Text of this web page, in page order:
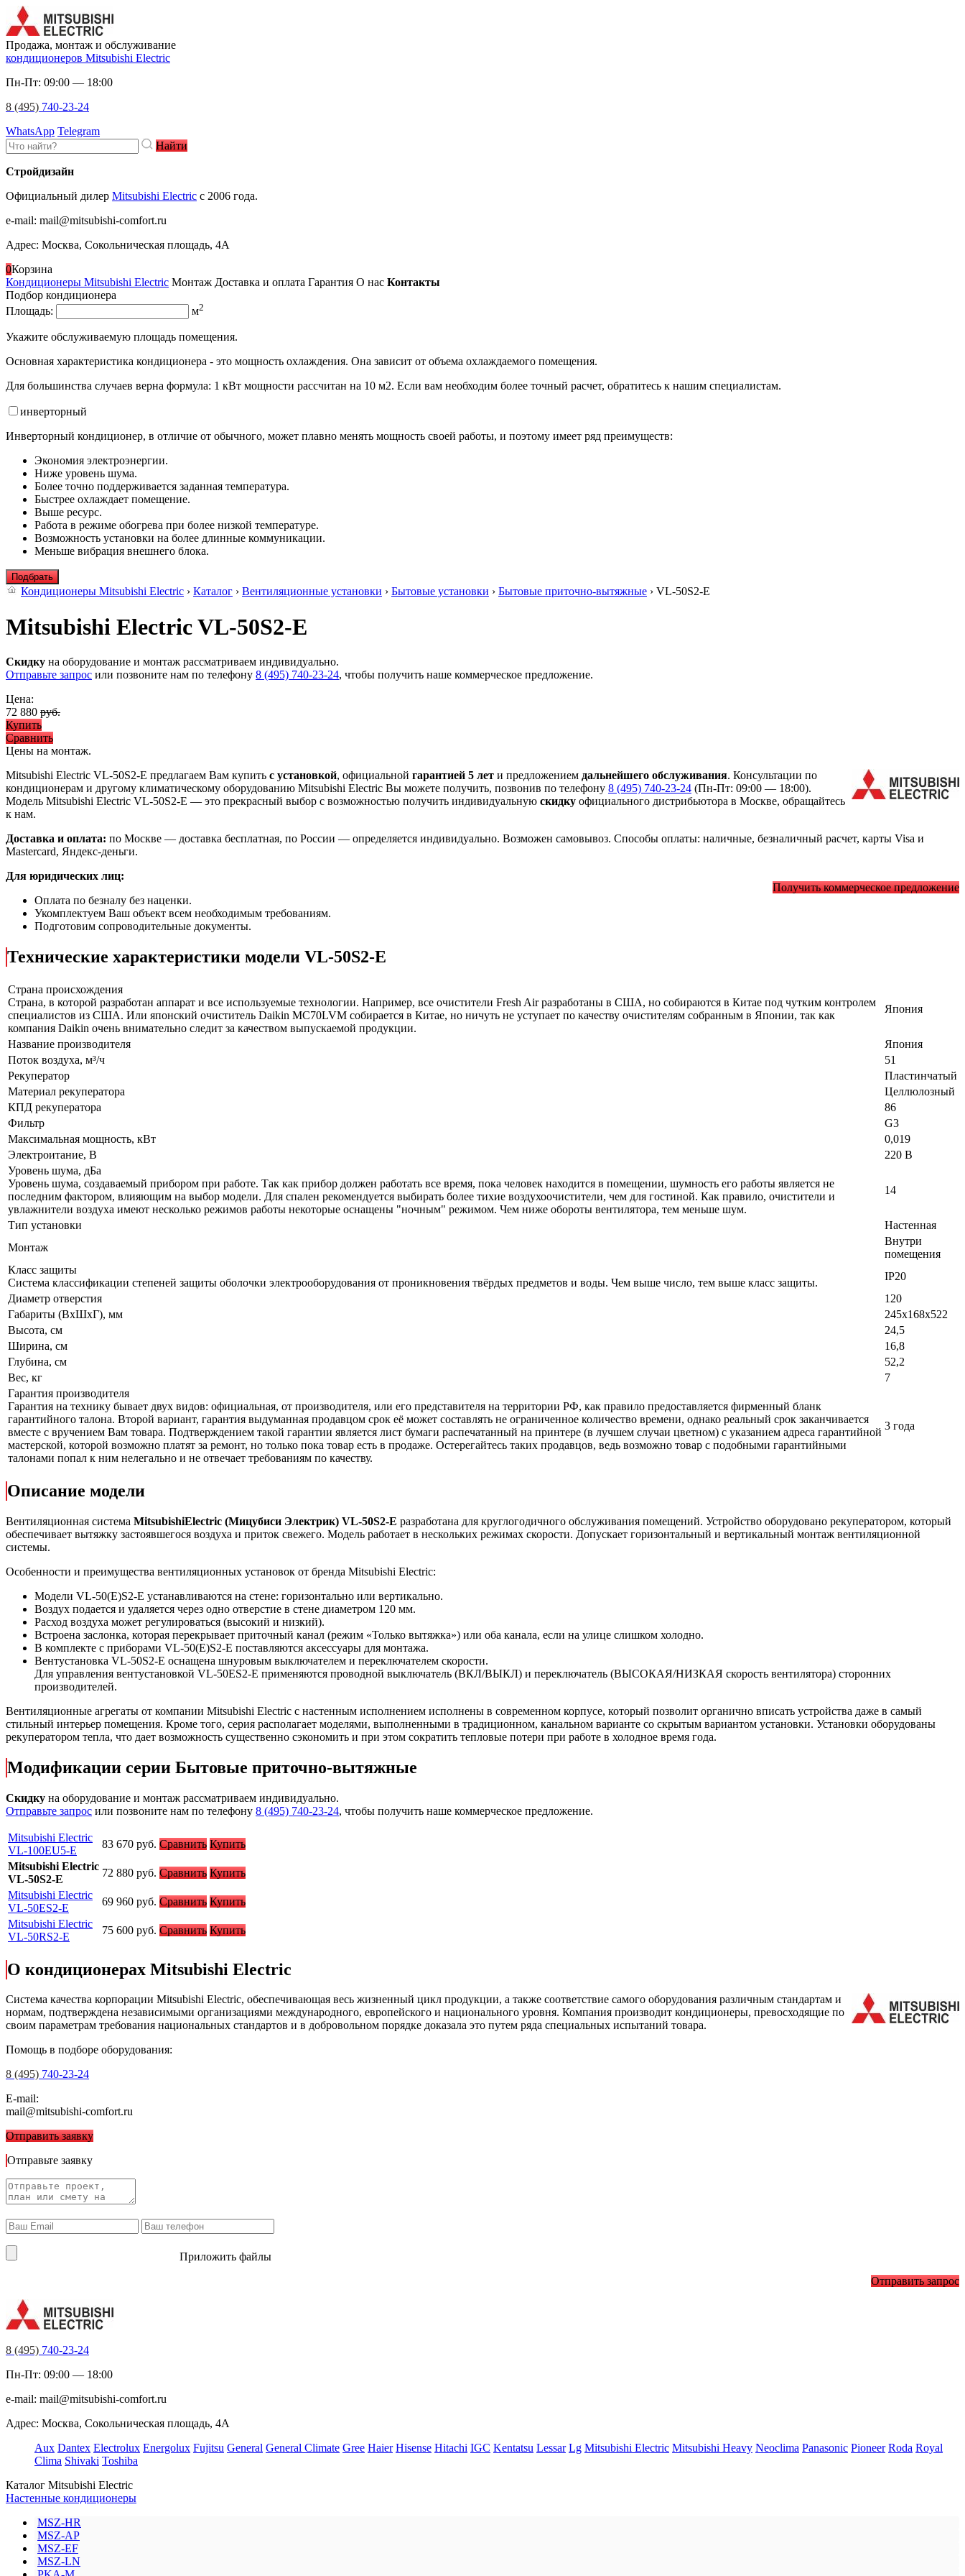
Продажа, монтаж и обслуживание
кондиционеров Mitsubishi Electric
Пн-Пт: 09:00 — 18:00
8 (495) 740-23-24
WhatsApp Telegram
Найти
Стройдизайн
Официальный дилер Mitsubishi Electric c 2006 года.
e-mail: mail@mitsubishi-comfort.ru
Адрес: Москва, Сокольническая площадь, 4А
0Корзина
Кондиционеры Mitsubishi Electric Монтаж Доставка и оплата Гарантия О нас Контакты
Подбор кондиционера
Площадь:
м2
Укажите обслуживаемую площадь помещения.
Основная характеристика кондиционера - это мощность охлаждения. Она зависит от объема охлаждаемого помещения.
Для большинства случаев верна формула: 1 кВт мощности рассчитан на 10 м2. Если вам необходим более точный расчет, обратитесь к нашим специалистам.
инверторный
Инверторный кондиционер, в отличие от обычного, может плавно менять мощность своей работы, и поэтому имеет ряд преимуществ:
Экономия электроэнергии.
Ниже уровень шума.
Более точно поддерживается заданная температура.
Быстрее охлаждает помещение.
Выше ресурс.
Работа в режиме обогрева при более низкой температуре.
Возможность установки на более длинные коммуникации.
Меньше вибрация внешнего блока.
Подбрать
Кондиционеры Mitsubishi Electric › Каталог › Вентиляционные установки › Бытовые установки › Бытовые приточно-вытяжные › VL-50S2-E
Mitsubishi Electric VL-50S2-E
Скидку на оборудование и монтаж рассматриваем индивидуально.
Отправьте запрос или позвоните нам по телефону 8 (495) 740-23-24, чтобы получить наше коммерческое предложение.
Цена:
72 880 руб.
Купить
Сравнить
Цены на монтаж.
Mitsubishi Electric VL-50S2-E предлагаем Вам купить с установкой, официальной гарантией 5 лет и предложением дальнейшего обслуживания. Консультации по
кондиционерам и другому климатическому оборудованию Mitsubishi Electric Вы можете получить, позвонив по телефону 8 (495) 740-23-24 (Пн-Пт: 09:00 — 18:00).
Модель Mitsubishi Electric VL-50S2-E — это прекрасный выбор с возможностью получить индивидуальную скидку официального дистрибьютора в Москве, обращайтесь
к нам.
Доставка и оплата: по Москве — доставка бесплатная, по России — определяется индивидуально. Возможен самовывоз. Способы оплаты: наличные, безналичный расчет, карты Visa и
Mastercard, Яндекс-деньги.
Получить коммерческое предложение
Для юридических лиц:
Оплата по безналу без наценки.
Укомплектуем Ваш объект всем необходимым требованиям.
Подготовим сопроводительные документы.
Технические характеристики модели VL-50S2-E
Страна происхождения
Страна, в которой разработан аппарат и все используемые технологии. Например, все очистители Fresh Air разработаны в США, но собираются в Китае под чутким контролем
специалистов из США. Или японский очиститель Daikin MC70LVM собирается в Китае, но ничуть не уступает по качеству очистителям собранным в Японии, так как
компания Daikin очень внимательно следит за качеством выпускаемой продукции.
Япония
Название производителя
Япония
Поток воздуха, м³/ч
51
Рекуператор
Пластинчатый
Материал рекуператора
Целлюлозный
КПД рекуператора
86
Фильтр
G3
Максимальная мощность, кВт
0,019
Электроитание, В
220 В
Уровень шума, дБа
Уровень шума, создаваемый прибором при работе. Так как прибор должен работать все время, пока человек находится в помещении, шумность его работы является не
последним фактором, влияющим на выбор модели. Для спален рекомендуется выбирать более тихие воздухоочистители, чем для гостиной. Как правило, очистители и
увлажнители воздуха имеют несколько режимов работы некоторые оснащены "ночным" режимом. Чем ниже обороты вентилятора, тем меньше шум.
14
Тип установки
Настенная
Монтаж
Внутри
помещения
Класс защиты
Cистема классификации степеней защиты оболочки электрооборудования от проникновения твёрдых предметов и воды. Чем выше число, тем выше класс защиты.
IP20
Диаметр отверстия
120
Габариты (ВхШхГ), мм
245x168x522
Высота, см
24,5
Ширина, см
16,8
Глубина, см
52,2
Вес, кг
7
Гарантия производителя
Гарантия на технику бывает двух видов: официальная, от производителя, или его представителя на территории РФ, как правило предоставляется фирменный бланк
гарантийного талона. Второй вариант, гарантия выдуманная продавцом срок её может составлять не ограниченное количество времени, однако реальный срок заканчивается
вместе с вручением Вам товара. Подтверждением такой гарантии является лист бумаги распечатанный на принтере (в лучшем случаи цветном) с указанием адреса гарантийной
мастерской, которой возможно платят за ремонт, но только пока товар есть в продаже. Остерегайтесь таких продавцов, ведь возможно товар с подобными гарантийными
талонами попал к ним нелегально и не отвечает требованиям по качеству.
3 года
Описание модели
Вентиляционная система MitsubishiElectric (Мицубиси Электрик) VL-50S2-E разработана для круглогодичного обслуживания помещений. Устройство оборудовано рекуператором, который
обеспечивает вытяжку застоявшегося воздуха и приток свежего. Модель работает в нескольких режимах скорости. Допускает горизонтальный и вертикальный монтаж вентиляционной
системы.
Особенности и преимущества вентиляционных установок от бренда Mitsubishi Electric:
Модели VL-50(E)S2-E устанавливаются на стене: горизонтально или вертикально.
Воздух подается и удаляется через одно отверстие в стене диаметром 120 мм.
Расход воздуха может регулироваться (высокий и низкий).
Встроена заслонка, которая перекрывает приточный канал (режим «Только вытяжка») или оба канала, если на улице слишком холодно.
В комплекте с приборами VL-50(E)S2-E поставляются аксессуары для монтажа.
Вентустановка VL-50S2-E оснащена шнуровым выключателем и переключателем скорости.
Для управления вентустановкой VL-50ES2-E применяются проводной выключатель (ВКЛ/ВЫКЛ) и переключатель (ВЫСОКАЯ/НИЗКАЯ скорость вентилятора) сторонних
производителей.
Вентиляционные агрегаты от компании Mitsubishi Electric с настенным исполнением исполнены в современном корпусе, который позволит органично вписать устройства даже в самый
стильный интерьер помещения. Кроме того, серия располагает моделями, выполненными в традиционном, канальном варианте со скрытым вариантом установки. Установки оборудованы
рекуператором тепла, что дает возможность существенно сэкономить и при этом сократить тепловые потери при работе в холодное время года.
Модификации серии Бытовые приточно-вытяжные
Скидку на оборудование и монтаж рассматриваем индивидуально.
Отправьте запрос или позвоните нам по телефону 8 (495) 740-23-24, чтобы получить наше коммерческое предложение.
Mitsubishi Electric
VL-100EU5-E
83 670 руб. Сравнить Купить
Mitsubishi Electric
VL-50S2-E
72 880 руб. Сравнить Купить
Mitsubishi Electric
VL-50ES2-E
69 960 руб. Сравнить Купить
Mitsubishi Electric
VL-50RS2-E
75 600 руб. Сравнить Купить
О кондиционерах Mitsubishi Electric
Cистема качества корпорации Mitsubishi Electric, обеспечивающая весь жизненный цикл продукции, а также соответствие самого оборудования различным стандартам и
нормам, подтверждена независимыми организациями международного, европейского и национального уровня. Компания производит кондиционеры, превосходящие по
своим параметрам требования национальных стандартов и в добровольном порядке доказала это путем ряда специальных испытаний товара.
Помощь в подборе оборудования:
8 (495) 740-23-24
E-mail:
mail@mitsubishi-comfort.ru
Отправить заявку
Отправьте заявку
Приложить файлы
Отправить запрос
8 (495) 740-23-24
Пн-Пт: 09:00 — 18:00
e-mail: mail@mitsubishi-comfort.ru
Адрес: Москва, Сокольническая площадь, 4А
Aux Dantex Electrolux Energolux Fujitsu General General Climate Gree Haier Hisense Hitachi IGC Kentatsu Lessar Lg Mitsubishi Electric Mitsubishi Heavy Neoclima Panasonic Pioneer Roda Royal
Clima Shivaki Toshiba
Каталог Mitsubishi Electric
Настенные кондиционеры
MSZ-HR
MSZ-AP
MSZ-EF
MSZ-LN